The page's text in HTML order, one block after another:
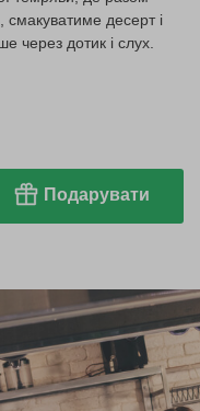
смакуватиме десерт і
через дотик і слух.
Подарувати